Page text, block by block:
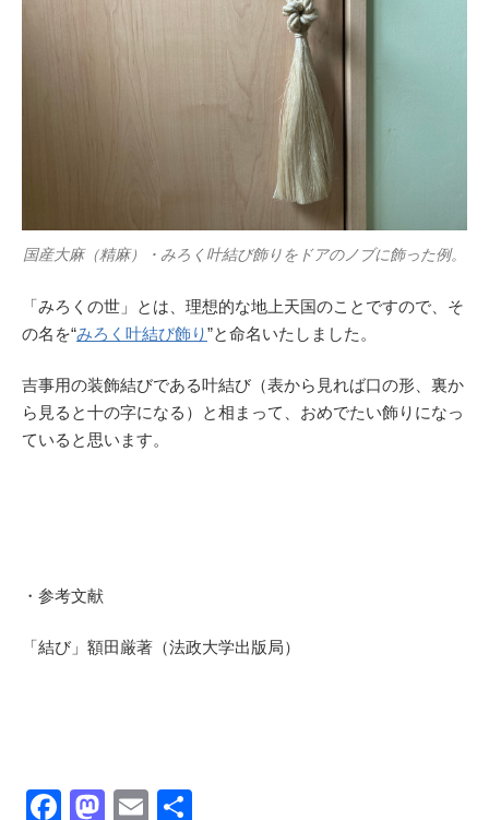
国産大麻（精麻）・みろく叶結び飾りをドアのノブに飾った例。
「みろくの世」とは、理想的な地上天国のことですので、そ
の名を“みろく叶結び飾り”と命名いたしました。
吉事用の装飾結びである叶結び（表から見れば口の形、裏か
ら見ると十の字になる）と相まって、おめでたい飾りになっ
ていると思います。
・参考文献
「結び」額田厳著（法政大学出版局）
F M E